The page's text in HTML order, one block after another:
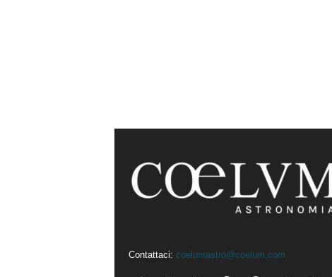
Contattaci: coelumastro@coelum.com